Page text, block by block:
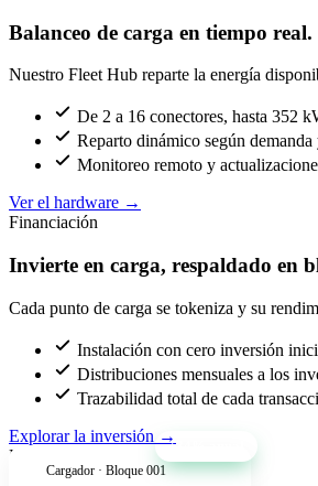
Balanceo de carga en tiempo real.
Nuestro Fleet Hub reparte la energía
De 2 a 16 conectores, hasta 352
Reparto dinámico según
Monitoreo remoto y
Ver el hardware →
Financiación
Invierte en carga, respaldado en
Cada punto de carga se tokeniza y su
Instalación con cero inversión
Distribuciones mensuales a los
Trazabilidad total de cada
Explorar la inversión →
+34% anual
Cargador · Bloque 001
Productos